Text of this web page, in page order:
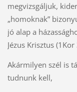
megvizsgáljuk,
„homoknak”
jó alap a
Jézus Krisztus (1Kor
Akármilyen szél is
tudnunk kell,